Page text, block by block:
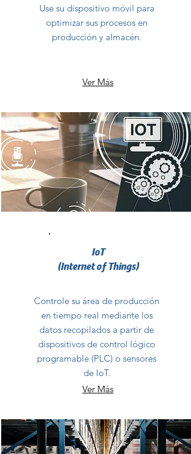
Use su dispositivo móvil para
optimizar sus procesos en
producción y almacén.
Ver Más
IoT
(Internet of Things)
Controle su área de producción
en tiempo real mediante los
datos recopilados a partir de
dispositivos de control lógico
programable (PLC) o sensores
de IoT.
Ver Más